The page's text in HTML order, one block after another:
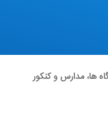
ها، مدارس و کنکور